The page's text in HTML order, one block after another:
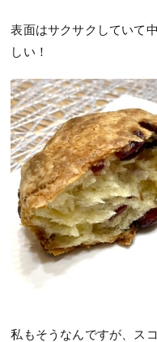
表面はサクサクしていて
しい！
私もそうなんですが、ス